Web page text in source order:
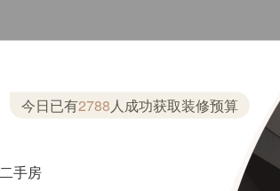
今日已有2788 人成功获取装修预算
二手房